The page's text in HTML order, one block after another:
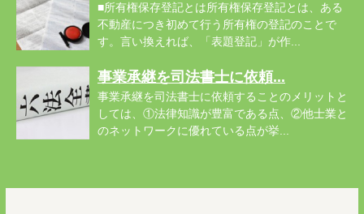
■所有権保存登記とは所有権保存登記とは、ある
不動産につき初めて行う所有権の登記のことで
す。言い換えれば、「表題登記」が作...
事業承継を司法書士に依頼...
事業承継を司法書士に依頼することのメリットと
しては、①法律知識が豊富である点、②他士業と
のネットワークに優れている点が挙...